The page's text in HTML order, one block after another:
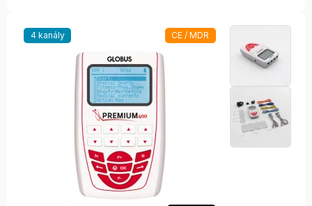
4 kanály CE / MDR